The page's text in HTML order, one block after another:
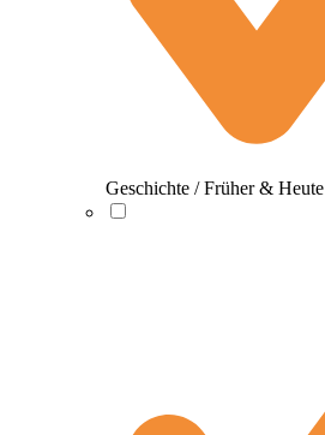
Geschichte / Früher & Heute